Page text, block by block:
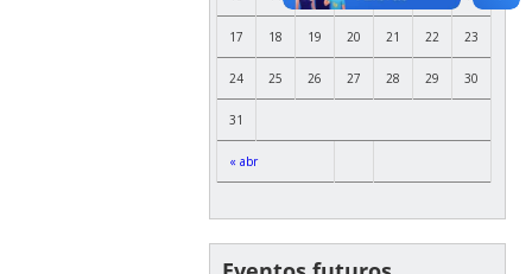
« abr
17 18 19 20 21 22 23
24 25 26 27 28 29 30
31